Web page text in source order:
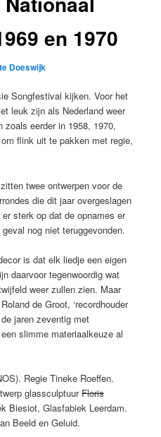
en 1970
Doeswijk
Songfestival kijken. Voor het
leuk zijn als Nederland weer
zoals eerder in 1958, 1970,
flink uit te pakken met regie,
twee ontwerpen voor de
die dit jaar overgeslagen
sterk op dat de opnames er
nog niet teruggevonden.
is dat elk liedje een eigen
daarvoor tegenwoordig wat
weer zullen zien. Maar
de Groot, ‘recordhouder
jaren zeventig met
slimme materiaalkeuze al
Regie Tineke Roeffen.
glassculptuurFloris
Biesiot, Glasfabiek Leerdam.
Beeld en Geluid.